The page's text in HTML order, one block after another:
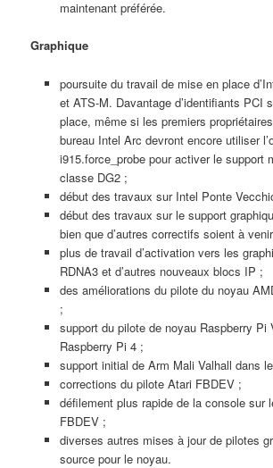
maintenant préférée.
Graphique
poursuite du travail de mise en place
et ATS-M. Davantage d’identifiants PCI
place, même si les premiers
bureau Intel Arc devront encore utiliser
i915.force_probe pour activer le support
classe DG2 ;
début des travaux sur Intel Ponte
début des travaux sur le support
bien que d’autres correctifs soient à
plus de travail d’activation vers les
RDNA3 et d’autres nouveaux blocs IP ;
des améliorations du pilote du noyau
;
support du pilote de noyau Raspberry Pi
Raspberry Pi 4 ;
support initial de Arm Mali Valhall dans
corrections du pilote Atari FBDEV ;
défilement plus rapide de la console sur
FBDEV ;
diverses autres mises à jour de pilotes
source pour le noyau.